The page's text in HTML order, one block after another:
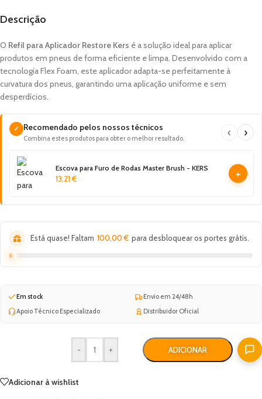
Descrição
O Refil para Aplicador Restore Kers é a solução ideal para aplicar
produtos em pneus de forma eficiente e limpa. Desenvolvido com a
tecnologia Flex Foam, este aplicador adapta-se perfeitamente à
curvatura dos pneus, garantindo uma aplicação uniforme e sem
desperdícios.
✓ Recomendado pelos nossos técnicos
Combina estes produtos para obter o melhor resultado. ‹ ›
Escova para Furo de Rodas Master Brush - KERS
13,21€ +
Está quase! Faltam 100,00€ para desbloquear os portes grátis.
Em stock
Envio em 24/48h
Apoio Técnico Especializado
Distribuidor Oficial
- + ADICIONAR
Adicionar à wishlist